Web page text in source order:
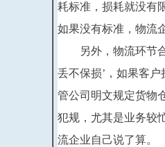
耗标准，损耗就没有
如果没有标准，物流
另外，物流环节合
丢不保损’，如果客
管公司明文规定货物
犯规，尤其是业务较
流企业自己说了算。